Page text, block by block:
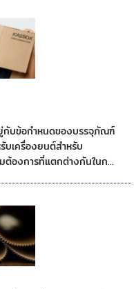
กับข้อกำหนดของบรรจุภัณฑ์
บเครื่องยนต์สำหรับ
ต้องการที่แตกต่างกันในก...